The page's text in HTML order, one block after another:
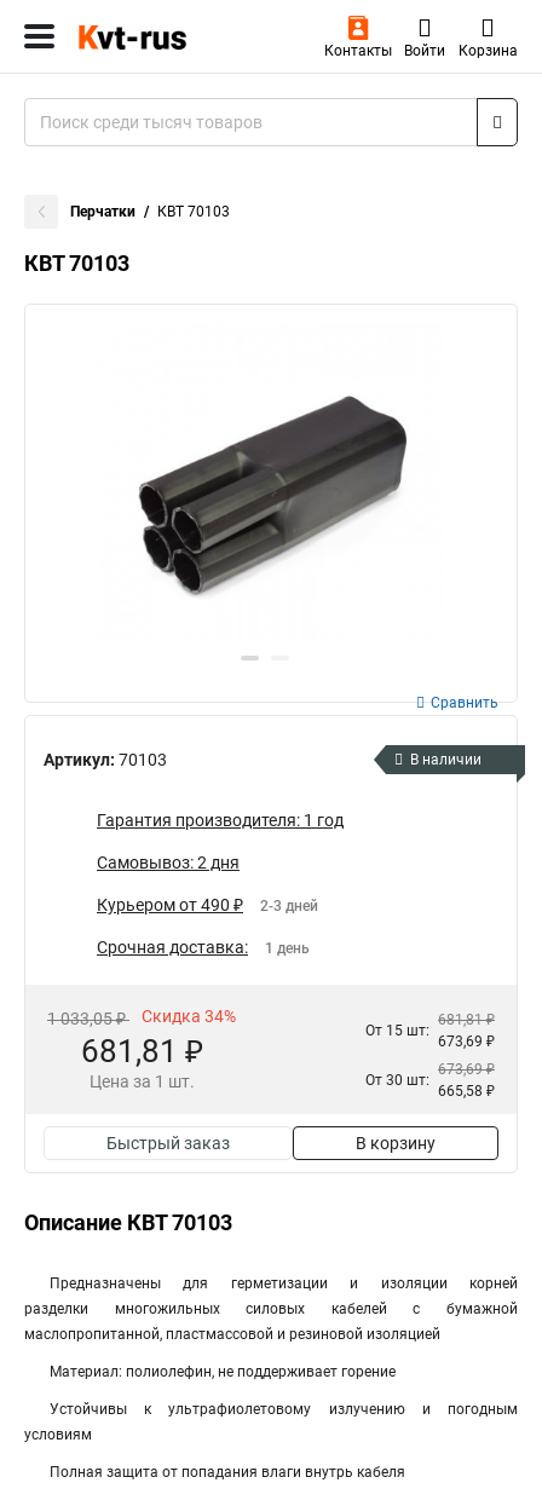
Контакты Войти Корзина
Перчатки КВТ 70103
КВТ 70103
Артикул: 70103
Сравнить
В наличии
Гарантия производителя: 1 год
Самовывоз: 2 дня
Курьером от 490 ₽ 2-3 дней
Срочная доставка: 1 день
1 033,05 ₽ Скидка 34%
681,81 ₽
Цена за 1 шт.
От 15 шт:
681,81 ₽
673,69 ₽
От 30 шт:
673,69 ₽
665,58 ₽
Быстрый заказ В корзину
Описание КВТ 70103
Предназначены для герметизации и изоляции корней
разделки многожильных силовых кабелей с бумажной
маслопропитанной, пластмассовой и резиновой изоляцией
Материал: полиолефин, не поддерживает горение
Устойчивы к ультрафиолетовому излучению и погодным
условиям
Полная защита от попадания влаги внутрь кабеля